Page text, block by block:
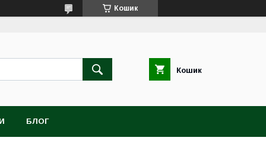
Кошик
Кошик
БЛОГ